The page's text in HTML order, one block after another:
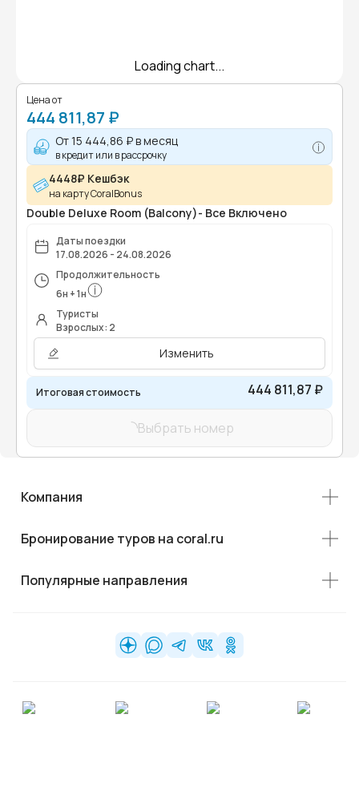
Loading chart...
Цена от
444 811,87 ₽
От15 444,86 ₽в месяц
в кредит или в рассрочку
4448₽ Кешбэк
на карту CoralBonus
Double Deluxe Room (Balcony)- Все Включено
Даты поездки
17.08.2026 - 24.08.2026
Продолжительность
6н +1н
Туристы
Взрослых: 2
Изменить
Итоговая стоимость 444 811,87 ₽
Выбрать номер
Компания
Бронирование туров на coral.ru
Популярные направления